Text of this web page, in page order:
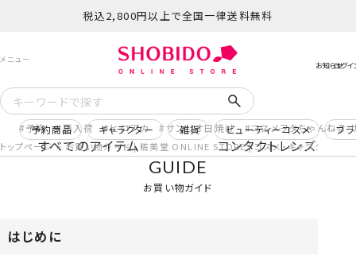
税込2,800円以上で全国一律送料無料
予約 再入荷 ヒロアカ サンリオ日焼け コスメヲタちゃんねる
すべてのアイテム コンタクトレンズ
予約商品 キャラクター 雑貨 ビューティーコスメ ブ
トップページ お買い物ガイド | 粧美堂 ONLINE STORE | コスメ・キャラクター雑
GUIDE
お買い物ガイド
はじめに